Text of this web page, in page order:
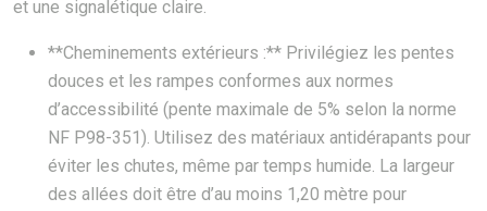
et une signalétique claire.
**Cheminements extérieurs :** Privilégiez les pentes
douces et les rampes conformes aux normes
d’accessibilité (pente maximale de 5% selon la norme
NF P98-351). Utilisez des matériaux antidérapants pour
éviter les chutes, même par temps humide. La largeur
des allées doit être d’au moins 1,20 mètre pour